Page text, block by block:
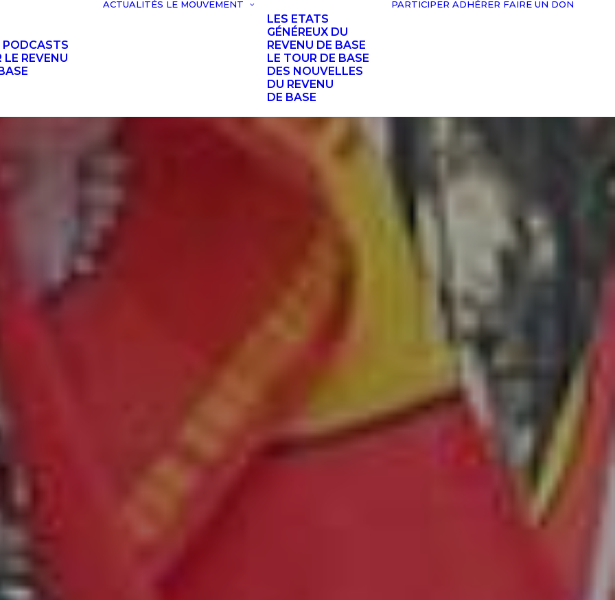
PODCASTS
LE REVENU
ACTUALITÉS LE MOUVEMENT
LES ETATS
GÉNÉREUX DU
REVENU DE BASE
LE TOUR DE BASE
DES NOUVELLES
DU REVENU
DE BASE
PARTICIPER ADHÉRER FAIRE UN DON